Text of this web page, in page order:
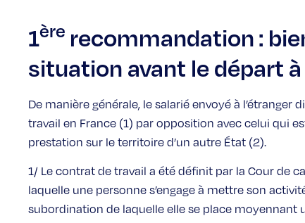
1ère recommandation :
situation avant le départ à
De manière générale, le salarié envoyé à l’étranger
travail en France (1) par opposition avec celui qui
prestation sur le territoire d’un autre État (2).
1/ Le contrat de travail a été définit par la Cour de
laquelle une personne s’engage à mettre son
subordination de laquelle elle se place moyennant